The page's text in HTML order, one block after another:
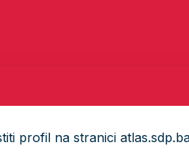
profil na stranici